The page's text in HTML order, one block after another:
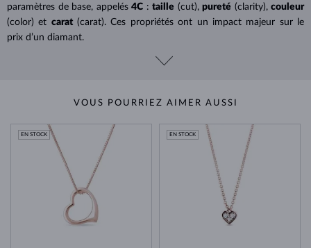
paramètres de base, appelés 4C : taille (cut), pureté (clarity), couleur
(color) et carat (carat). Ces propriétés ont un impact majeur sur le
prix d’un diamant.
VOUS POURRIEZ AIMER AUSSI
EN STOCK EN STOCK